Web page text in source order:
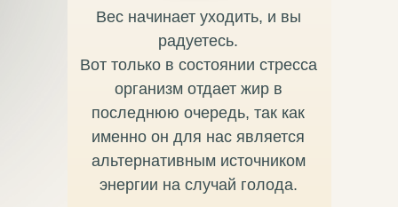
Вес начинает уходить, и вы
радуетесь.
Вот только в состоянии стресса
организм отдает жир в
последнюю очередь, так как
именно он для нас является
альтернативным источником
энергии на случай голода.